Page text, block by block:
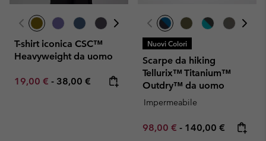
T-shirt iconica CSC™
Heavyweight da uomo
Minimum sale price:
19,00 € - Maximum price:
38,00 €
Nuovi Colori
Scarpe da hiking
Tellurix™ Titanium™
Outdry™ da uomo
Impermeabile
Minimum sale price:
98,00 € - Maximum price:
140,00 €